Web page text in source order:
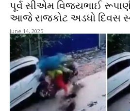
પૂર્વ સીએમ વિજયભાઈ
આજે રાજકોટ અડધો દિવસ
June 14, 2025